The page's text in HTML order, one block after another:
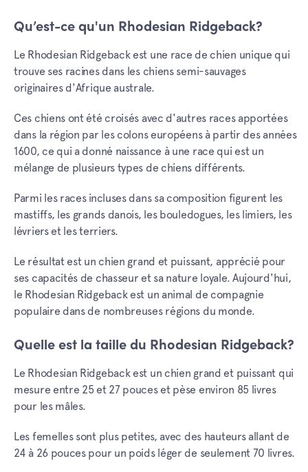
Qu’est-ce qu'un Rhodesian Ridgeback?
Le Rhodesian Ridgeback est une race de chien unique qui
trouve ses racines dans les chiens semi-sauvages
originaires d'Afrique australe.
Ces chiens ont été croisés avec d'autres races apportées
dans la région par les colons européens à partir des années
1600, ce qui a donné naissance à une race qui est un
mélange de plusieurs types de chiens différents.
Parmi les races incluses dans sa composition figurent les
mastiffs, les grands danois, les bouledogues, les limiers, les
lévriers et les terriers.
Le résultat est un chien grand et puissant, apprécié pour
ses capacités de chasseur et sa nature loyale. Aujourd'hui,
le Rhodesian Ridgeback est un animal de compagnie
populaire dans de nombreuses régions du monde.
Quelle est la taille du Rhodesian Ridgeback?
Le Rhodesian Ridgeback est un chien grand et puissant qui
mesure entre 25 et 27 pouces et pèse environ 85 livres
pour les mâles.
Les femelles sont plus petites, avec des hauteurs allant de
24 à 26 pouces pour un poids léger de seulement 70 livres.